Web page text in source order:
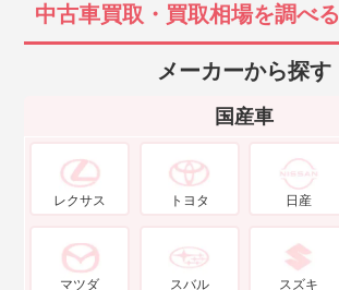
中古車買取・買取相場を調べる
メーカーから探す
国産車
レクサス トヨタ 日産
マツダ スバル スズキ